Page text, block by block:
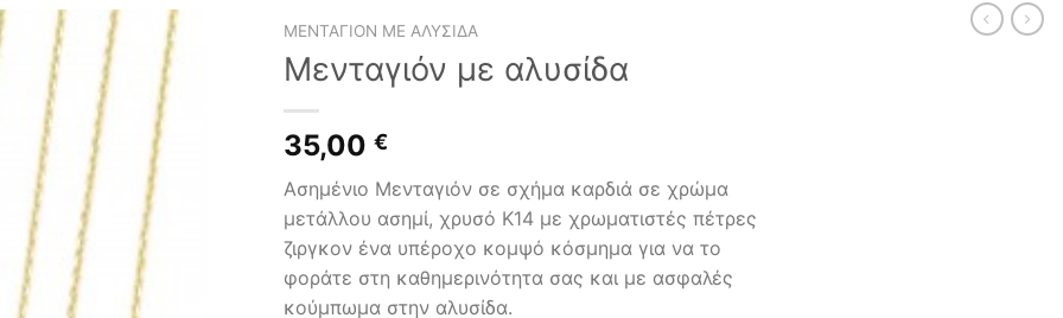
ΜΕΝΤΑΓΙΌΝ ΜΕ ΑΛΥΣΊΔΑ
Μενταγιόν με αλυσίδα
35,00 €
Ασημένιο Μενταγιόν σε σχήμα καρδιά σε χρώμα
μετάλλου ασημί, χρυσό Κ14 με χρωματιστές πέτρες
ζιργκον ένα υπέροχο κομψό κόσμημα για να το
φοράτε στη καθημερινότητα σας και με ασφαλές
κούμπωμα στην αλυσίδα.